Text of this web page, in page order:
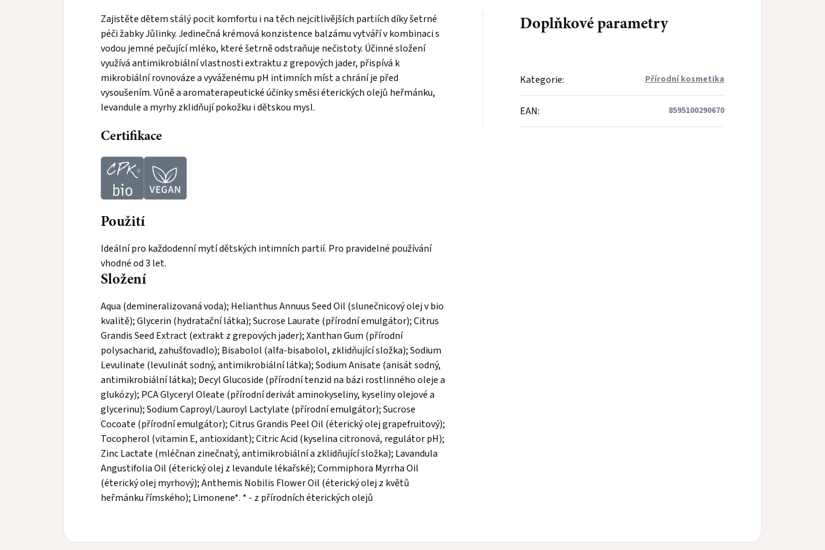
Zajistěte dětem stálý pocit komfortu i na těch nejcitlivějších partiích díky šetrné
péči žabky Jůlinky. Jedinečná krémová konzistence balzámu vytváří v kombinaci s
vodou jemné pečující mléko, které šetrně odstraňuje nečistoty. Účinné složení
využívá antimikrobiální vlastnosti extraktu z grepových jader, přispívá k
mikrobiální rovnováze a vyváženému pH intimních míst a chrání je před
vysoušením. Vůně a aromaterapeutické účinky směsi éterických olejů heřmánku,
levandule a myrhy zklidňují pokožku i dětskou mysl.
Certifikace
Použití
Ideální pro každodenní mytí dětských intimních partií. Pro pravidelné používání
vhodné od 3 let.
Složení
Aqua (demineralizovaná voda); Helianthus Annuus Seed Oil (slunečnicový olej v bio
kvalitě); Glycerin (hydratační látka); Sucrose Laurate (přírodní emulgátor); Citrus
Grandis Seed Extract (extrakt z grepových jader); Xanthan Gum (přírodní
polysacharid, zahušťovadlo); Bisabolol (alfa-bisabolol, zklidňující složka); Sodium
Levulinate (levulinát sodný, antimikrobiální látka); Sodium Anisate (anisát sodný,
antimikrobiální látka); Decyl Glucoside (přírodní tenzid na bázi rostlinného oleje a
glukózy); PCA Glyceryl Oleate (přírodní derivát aminokyseliny, kyseliny olejové a
glycerinu); Sodium Caproyl/Lauroyl Lactylate (přírodní emulgátor); Sucrose
Cocoate (přírodní emulgátor); Citrus Grandis Peel Oil (éterický olej grapefruitový);
Tocopherol (vitamin E, antioxidant); Citric Acid (kyselina citronová, regulátor pH);
Zinc Lactate (mléčnan zinečnatý, antimikrobiální a zklidňující složka); Lavandula
Angustifolia Oil (éterický olej z levandule lékařské); Commiphora Myrrha Oil
(éterický olej myrhový); Anthemis Nobilis Flower Oil (éterický olej z květů
heřmánku římského); Limonene*. * - z přírodních éterických olejů
Doplňkové parametry
Kategorie: Přírodní kosmetika
EAN: 8595100290670